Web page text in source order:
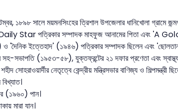
১৮৯৮ সালে ময়মনসিংহের ত্রিশাল উপজেলার ধানিখোলা গ্রামে
Star পত্রিকার সম্পাদক মাহফুজ আনামের পিতা এবং 'A
'দৈনিক ইত্তেহাদ' (১৯৪৬) পত্রিকার সম্পাদক ছিলেন এবং
সভাপতি (১৯৫৩-৫৮), যুক্তফ্রন্টের ২১ দফার প্রণেতা এবং
নেতৃত্বে কেন্দ্রীয় মন্ত্রিসভার বাণিজ্য ও শিল্পমন্ত্রী
(১৯৬০) পান।
মারা যান।